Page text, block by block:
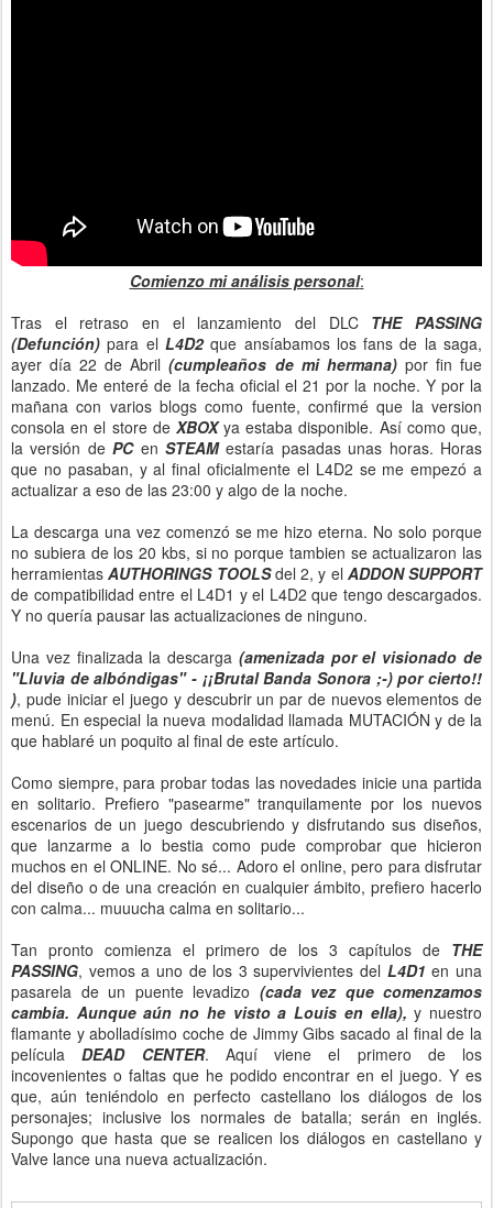
Comienzo mi análisis personal:
Tras el retraso en el lanzamiento del DLC THE PASSING
(Defunción) para el L4D2que ansíabamos los fans de la saga,
ayer día 22 de Abril(cumpleaños de mi hermana)por fin fue
lanzado. Me enteré de la fecha oficial el 21 por la noche. Y por la
mañana con varios blogs como fuente, confirmé que la version
consola en el store de XBOXya estaba disponible. Así como que,
la versión dePCenSTEAMestaría pasadas unas horas. Horas
que no pasaban, y al final oficialmente el L4D2 se me empezó a
actualizar a eso de las 23:00 y algo de la noche.
La descarga una vez comenzó se me hizo eterna. No solo porque
no subiera de los 20 kbs, si no porque tambien se actualizaron las
herramientasAUTHORINGS TOOLSdel 2, y el ADDON SUPPORT
de compatibilidad entre el L4D1 y el L4D2 que tengo descargados.
Y no quería pausar las actualizaciones de ninguno.
Una vez finalizada la descarga (amenizada por el visionado de
"Lluvia de albóndigas" - ¡¡Brutal Banda Sonora ;-) por cierto!!
), pude iniciar el juego y descubrir un par de nuevos elementos de
menú. En especial la nueva modalidad llamada MUTACIÓN y de la
que hablaré un poquito al final de este artículo.
Como siempre, para probar todas las novedades inicie una partida
en solitario. Prefiero "pasearme" tranquilamente por los nuevos
escenarios de un juego descubriendo y disfrutando sus diseños,
que lanzarme a lo bestia como pude comprobar que hicieron
muchos en el ONLINE. No sé... Adoro el online, pero para disfrutar
del diseño o de una creación en cualquier ámbito, prefiero hacerlo
con calma... muuucha calma en solitario...
Tan pronto comienza el primero de los 3 capítulos de THE
PASSING, vemos a uno de los 3 supervivientes del L4D1 en una
pasarela de un puente levadizo (cada vez que comenzamos
cambia. Aunque aún no he visto a Louis en ella), y nuestro
flamante y abolladísimo coche de Jimmy Gibs sacado al final de la
películaDEAD CENTER. Aquí viene el primero de los
incovenientes o faltas que he podido encontrar en el juego. Y es
que, aún teniéndolo en perfecto castellano los diálogos de los
personajes; inclusive los normales de batalla; serán en inglés.
Supongo que hasta que se realicen los diálogos en castellano y
Valve lance una nueva actualización.